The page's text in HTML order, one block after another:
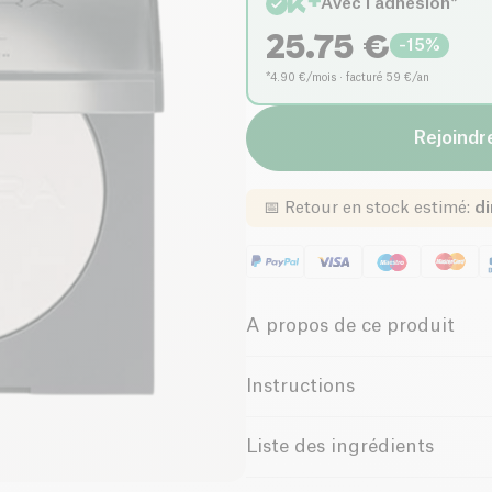
Avec l'adhésion*
25.75 € -15%
*4.90 €/mois · facturé 59 €/an
📅 Retour en stock estimé:
A propos de ce produit
conçue pour sublimer votre
en minimisant les pores et en
Instructions
Liste des ingrédients